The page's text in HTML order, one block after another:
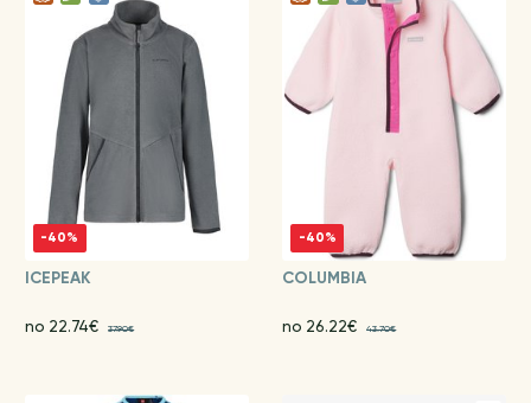
-40%
ICEPEAK
no 22.74€ 37.90€
-40%
COLUMBIA
no 26.22€ 43.70€